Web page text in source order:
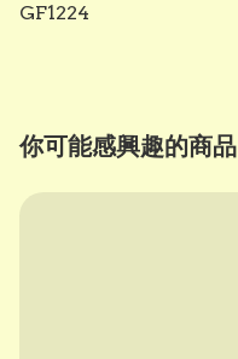
GF1224
你可能感興趣的商品